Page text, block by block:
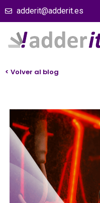
adderit@adderit.es
< Volver al blog